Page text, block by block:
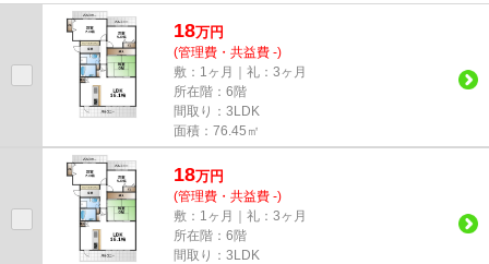
な作りのマンションです。気分...
18万円
(管理費・共益費 -)
敷：1ヶ月｜礼：3ヶ月
所在階：6階
間取り：3LDK
面積：76.45㎡
18万円
(管理費・共益費 -)
敷：1ヶ月｜礼：3ヶ月
所在階：6階
間取り：3LDK